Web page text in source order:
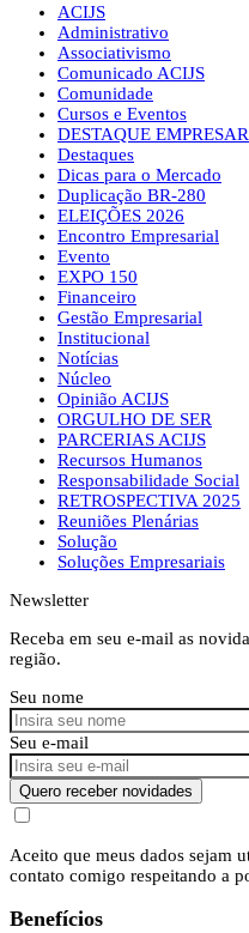
ACIJS
Administrativo
Associativismo
Comunicado ACIJS
Comunidade
Cursos e Eventos
DESTAQUE
Destaques
Dicas para o Mercado
Duplicação BR-280
ELEIÇÕES 2026
Encontro Empresarial
Evento
EXPO 150
Financeiro
Gestão Empresarial
Institucional
Notícias
Núcleo
Opinião ACIJS
ORGULHO DE SER
PARCERIAS ACIJS
Recursos Humanos
Responsabilidade Social
RETROSPECTIVA 2025
Reuniões Plenárias
Solução
Soluções Empresariais
Newsletter
Receba em seu e-mail as
região.
Seu nome
Seu e-mail
Quero receber novidades
Aceito que meus dados sejam
contato comigo respeitando a
Benefícios